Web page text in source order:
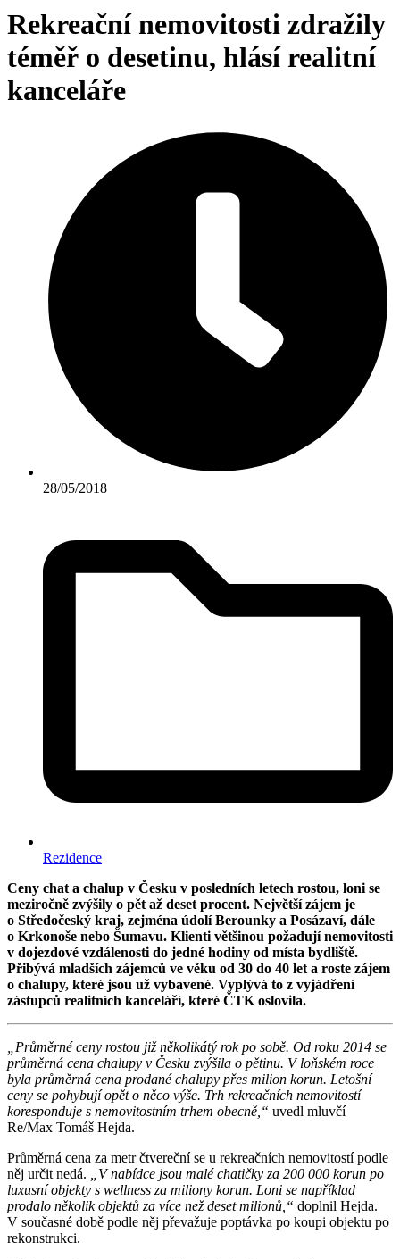
Rekreační nemovitosti zdražily
téměř o desetinu, hlásí realitní
kanceláře
28/05/2018
Rezidence
Ceny chat a chalup v Česku v posledních letech rostou, loni se
meziročně zvýšily o pět až deset procent. Největší zájem je
o Středočeský kraj, zejména údolí Berounky a Posázaví, dále
o Krkonoše nebo Šumavu. Klienti většinou požadují nemovitosti
v dojezdové vzdálenosti do jedné hodiny od místa bydliště.
Přibývá mladších zájemců ve věku od 30 do 40 let a roste zájem
o chalupy, které jsou už vybavené. Vyplývá to z vyjádření
zástupců realitních kanceláří, které ČTK oslovila.
„Průměrné ceny rostou již několikátý rok po sobě. Od roku 2014 se
průměrná cena chalupy v Česku zvýšila o pětinu. V loňském roce
byla průměrná cena prodané chalupy přes milion korun. Letošní
ceny se pohybují opět o něco výše. Trh rekreačních nemovitostí
koresponduje s nemovitostním trhem obecně,“ uvedl mluvčí
Re/Max Tomáš Hejda.
Průměrná cena za metr čtvereční se u rekreačních nemovitostí podle
něj určit nedá.
„V nabídce jsou malé chatičky za 200 000 korun po
luxusní objekty s wellness za miliony korun. Loni se například
prodalo několik objektů za více než deset milionů,“ doplnil Hejda.
V současné době podle něj převažuje poptávka po koupi objektu po
rekonstrukci.